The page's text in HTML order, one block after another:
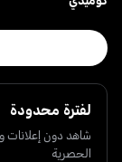
لفترة محدودة
شاهد دون إعلانات
الحصرية